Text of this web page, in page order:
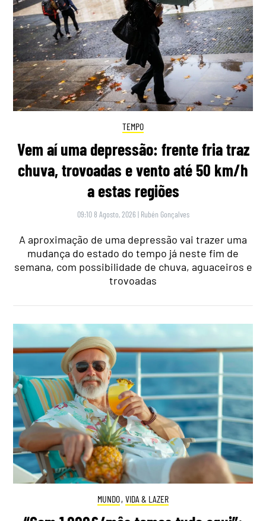
TEMPO
Vem aí uma depressão: frente fria traz
chuva, trovoadas e vento até 50 km/h
a estas regiões
09:10 8 Agosto, 2026 | Rubén Gonçalves
A aproximação de uma depressão vai trazer uma
mudança do estado do tempo já neste fim de
semana, com possibilidade de chuva, aguaceiros e
trovoadas
MUNDO, VIDA & LAZER